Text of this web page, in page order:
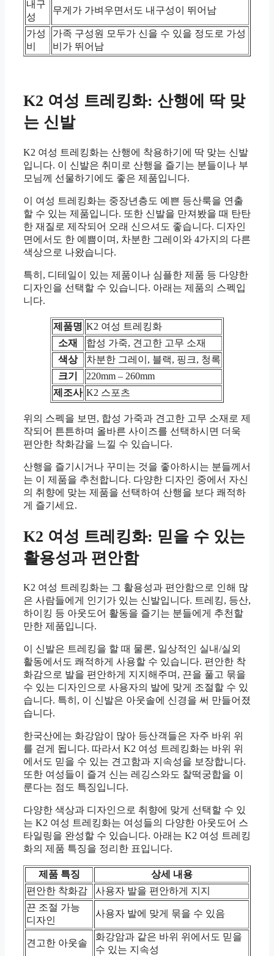
내구
성
무게가 가벼우면서도 내구성이 뛰어남
가성
비
가족 구성원 모두가 신을 수 있을 정도로 가성
비가 뛰어남
K2 여성 트레킹화: 산행에 딱 맞
는 신발
K2 여성 트레킹화는 산행에 착용하기에 딱 맞는 신발
입니다. 이 신발은 취미로 산행을 즐기는 분들이나 부
모님께 선물하기에도 좋은 제품입니다.
이 여성 트레킹화는 중장년층도 예쁜 등산룩을 연출
할 수 있는 제품입니다. 또한 신발을 만져봤을 때 탄탄
한 재질로 제작되어 오래 신으셔도 좋습니다. 디자인
면에서도 한 예쁨이며, 차분한 그레이와 4가지의 다른
색상으로 나왔습니다.
특히, 디테일이 있는 제품이나 심플한 제품 등 다양한
디자인을 선택할 수 있습니다. 아래는 제품의 스펙입
니다.
제품명 K2 여성 트레킹화
소재
합성 가죽, 견고한 고무 소재
색상
차분한 그레이, 블랙, 핑크, 청록
크기
220mm – 260mm
제조사 K2 스포츠
위의 스펙을 보면, 합성 가죽과 견고한 고무 소재로 제
작되어 튼튼하며 올바른 사이즈를 선택하시면 더욱
편안한 착화감을 느낄 수 있습니다.
산행을 즐기시거나 꾸미는 것을 좋아하시는 분들께서
는 이 제품을 추천합니다. 다양한 디자인 중에서 자신
의 취향에 맞는 제품을 선택하여 산행을 보다 쾌적하
게 즐기세요.
K2 여성 트레킹화: 믿을 수 있는
활용성과 편안함
K2 여성 트레킹화는 그 활용성과 편안함으로 인해 많
은 사람들에게 인기가 있는 신발입니다. 트레킹, 등산,
하이킹 등 아웃도어 활동을 즐기는 분들에게 추천할
만한 제품입니다.
이 신발은 트레킹을 할 때 물론, 일상적인 실내/실외
활동에서도 쾌적하게 사용할 수 있습니다. 편안한 착
화감으로 발을 편안하게 지지해주며, 끈을 풀고 묶을
수 있는 디자인으로 사용자의 발에 맞게 조절할 수 있
습니다. 특히, 이 신발은 아웃솔에 신경을 써 만들어졌
습니다.
한국산에는 화강암이 많아 등산객들은 자주 바위 위
를 걷게 됩니다. 따라서 K2 여성 트레킹화는 바위 위
에서도 믿을 수 있는 견고함과 지속성을 보장합니다.
또한 여성들이 즐겨 신는 레깅스와도 찰떡궁합을 이
룬다는 점도 특징입니다.
다양한 색상과 디자인으로 취향에 맞게 선택할 수 있
는 K2 여성 트레킹화는 여성들의 다양한 아웃도어 스
타일링을 완성할 수 있습니다. 아래는 K2 여성 트레킹
화의 제품 특징을 정리한 표입니다.
제품 특징
상세 내용
편안한 착화감
사용자 발을 편안하게 지지
끈 조절 가능
디자인
사용자 발에 맞게 묶을 수 있음
견고한 아웃솔
화강암과 같은 바위 위에서도 믿을
수 있는 지속성